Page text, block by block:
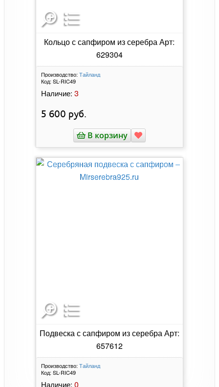
Кольцо с сапфиром из серебра Арт:
629304
Производство: Тайланд
Код: SL-RIC49
Наличие: 3
5 600 руб.
В корзину
Подвеска с сапфиром из серебра Арт:
657612
Производство: Тайланд
Код: SL-RIC49
Наличие: 0